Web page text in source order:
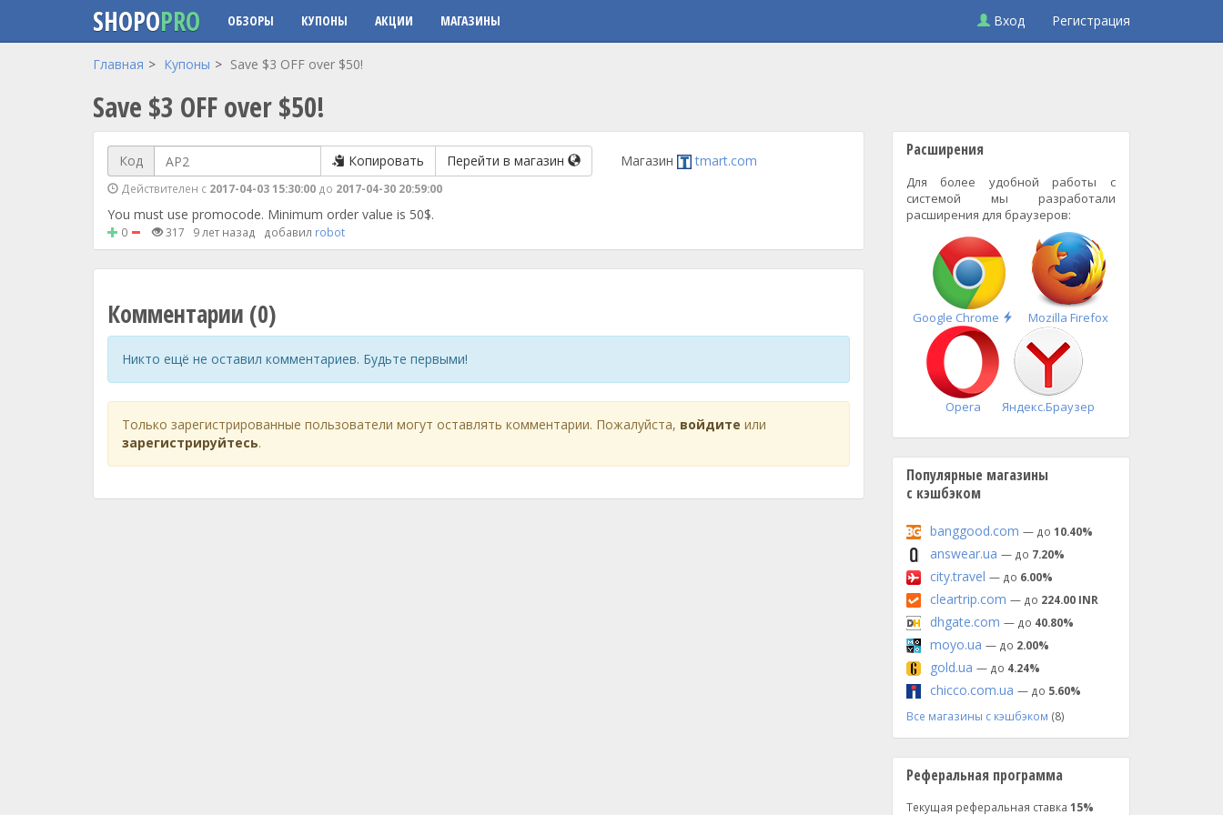
Перейти к основному содержанию
SHOPOPRO ОБЗОРЫ КУПОНЫ АКЦИИ МАГАЗИНЫ Вход Регистрация
Главная Купоны Save $3 OFF over $50!
Save $3 OFF over $50!
Код Копировать Перейти в магазин
Действителен с 2017-04-03 15:30:00 до 2017-04-30 20:59:00
Магазин tmart.com
You must use promocode. Minimum order value is 50$.
0 317 9 лет назад добавил robot
Комментарии (0)
Никто ещё не оставил комментариев. Будьте первыми!
Только зарегистрированные пользователи могут оставлять комментарии. Пожалуйста, войдите или
зарегистрируйтесь.
Расширения
Для более удобной работы с
системой мы разработали
расширения для браузеров:
Google Chrome
Быстрая
установка
Mozilla Firefox
Opera Яндекс.Браузер
Популярные магазины
с кэшбэком
banggood.com — до 10.40%
answear.ua — до 7.20%
city.travel — до 6.00%
cleartrip.com — до 224.00 INR
dhgate.com — до 40.80%
moyo.ua — до 2.00%
gold.ua — до 4.24%
chicco.com.ua — до 5.60%
Все магазины с кэшбэком (8)
Реферальная программа
Текущая реферальная ставка 15%